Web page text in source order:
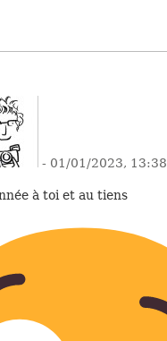
- 01/01/2023, 13:38
à toi et au tiens